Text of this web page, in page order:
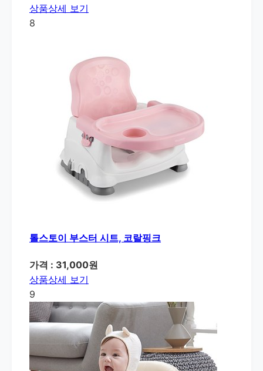
상품상세 보기
8
톨스토이 부스터 시트, 코랄핑크
가격 : 31,000원
상품상세 보기
9